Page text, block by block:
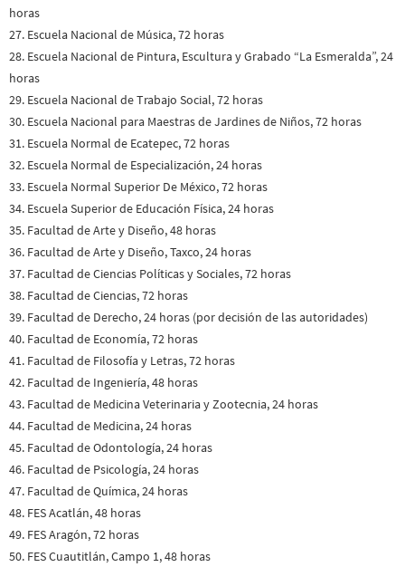
horas
27. Escuela Nacional de Música, 72 horas
28. Escuela Nacional de Pintura, Escultura y Grabado “La Esmeralda”, 24
horas
29. Escuela Nacional de Trabajo Social, 72 horas
30. Escuela Nacional para Maestras de Jardines de Niños, 72 horas
31. Escuela Normal de Ecatepec, 72 horas
32. Escuela Normal de Especialización, 24 horas
33. Escuela Normal Superior De México, 72 horas
34. Escuela Superior de Educación Física, 24 horas
35. Facultad de Arte y Diseño, 48 horas
36. Facultad de Arte y Diseño, Taxco, 24 horas
37. Facultad de Ciencias Políticas y Sociales, 72 horas
38. Facultad de Ciencias, 72 horas
39. Facultad de Derecho, 24 horas (por decisión de las autoridades)
40. Facultad de Economía, 72 horas
41. Facultad de Filosofía y Letras, 72 horas
42. Facultad de Ingeniería, 48 horas
43. Facultad de Medicina Veterinaria y Zootecnia, 24 horas
44. Facultad de Medicina, 24 horas
45. Facultad de Odontología, 24 horas
46. Facultad de Psicología, 24 horas
47. Facultad de Química, 24 horas
48. FES Acatlán, 48 horas
49. FES Aragón, 72 horas
50. FES Cuautitlán, Campo 1, 48 horas